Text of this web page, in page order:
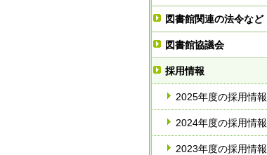
図書館関連の法令など
図書館協議会
採用情報
2025年度の採用情報
2024年度の採用情報
2023年度の採用情報